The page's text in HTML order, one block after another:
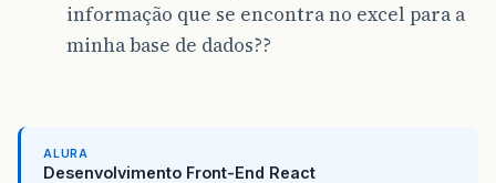
informação que se encontra no excel para a
minha base de dados??
ALURA
Desenvolvimento Front-End React